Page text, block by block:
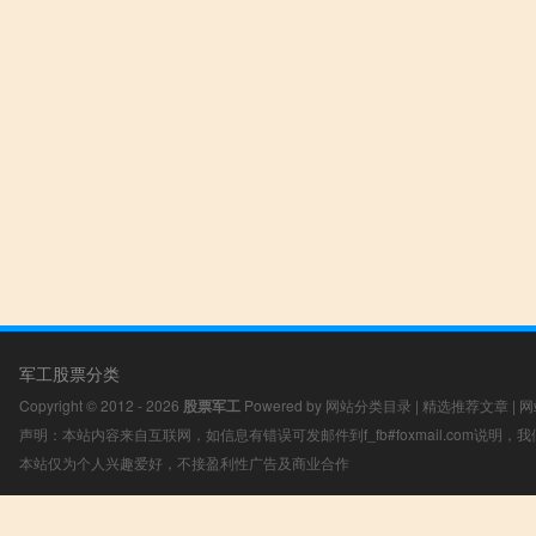
军工股票分类
Copyright © 2012 - 2026 股票军工 Powered by 网站分类目录 | 精选推荐文章 |
声明：本站内容来自互联网，如信息有错误可发邮件到f_fb#foxmail.com说明，
本站仅为个人兴趣爱好，不接盈利性广告及商业合作